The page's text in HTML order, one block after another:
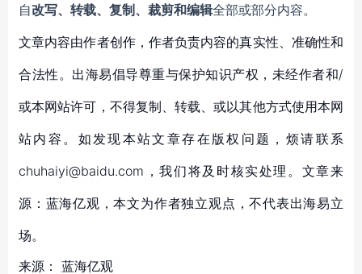
自改写、转载、复制、裁剪和编辑全部或部分内容。
文章内容由作者创作，作者负责内容的真实性、准确性和
合法性。出海易倡导尊重与保护知识产权，未经作者和/
或本网站许可，不得复制、转载、或以其他方式使用本网
站内容。如发现本站文章存在版权问题，烦请联系
chuhaiyi@baidu.com，我们将及时核实处理。文章来
源：蓝海亿观，本文为作者独立观点，不代表出海易立
场。
来源： 蓝海亿观